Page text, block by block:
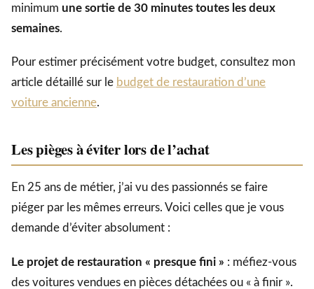
minimum une sortie de 30 minutes toutes les deux
semaines.
Pour estimer précisément votre budget, consultez mon
article détaillé sur le budget de restauration d’une
voiture ancienne.
Les pièges à éviter lors de l’achat
En 25 ans de métier, j’ai vu des passionnés se faire
piéger par les mêmes erreurs. Voici celles que je vous
demande d’éviter absolument :
Le projet de restauration « presque fini » : méfiez-vous
des voitures vendues en pièces détachées ou « à finir ».